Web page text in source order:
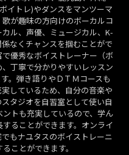
イトレ)やダンスをマンツーマ
が趣味の方向けのボーカルコ
ル、声優、ミュージカル、K-
なくチャンスを掴むことがで
優秀なボイストレーナー（ボ
丁寧で分かりやすいレッスン
。弾き語りやＤＴＭコースも
しているため、自分の音楽や
タジオを自習室として使い自
トも充実しているので、学ん
ることができます。オンライ
もナユタスのボイストレーニ
ことができます。